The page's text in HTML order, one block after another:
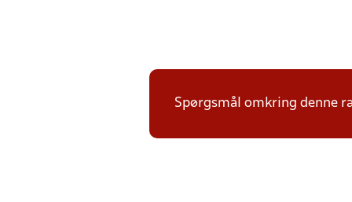
Spørgsmål omkring denne